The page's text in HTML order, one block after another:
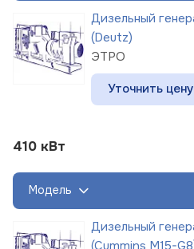
Дизельный
(Deutz)
ЭТРО
Уточнить цену
410 кВт
Модель
Дизельный
(Cummins M15-